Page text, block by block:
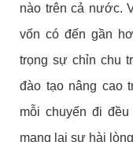
nào trên cả nước.
vốn có đến gần
trọng sự chỉn chu
đào tạo nâng cao
mỗi chuyến đi
mang lại sự hài